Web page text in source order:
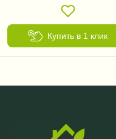
Купить в 1 клик